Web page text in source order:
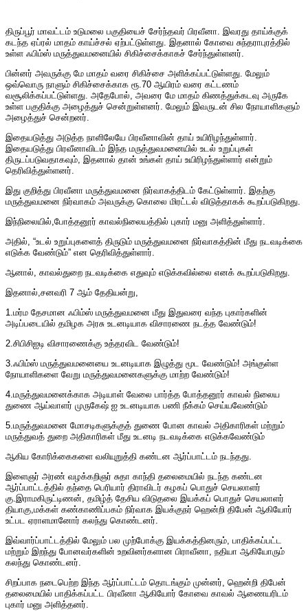
திருப்பூர் மாவட்டம் உடுமலை பகுதியைச் சேர்ந்தவர் பிரவீனா. இவரது தாய்க்குக்
கடந்த ஏப்ரல் மாதம் காய்ச்சல் ஏற்பட்டுள்ளது. இதனால் கோவை சுந்தராபுரத்தில்
உள்ள ஃபிம்ஸ் மருத்துவமனையில் சிகிச்சைக்காகச் சேர்ந்துள்ளனர்.
பின்னர் அவருக்கு மே மாதம் வரை சிகிச்சை அளிக்கப்பட்டுள்ளது. மேலும்
ஒவ்வொரு நாளும் சிகிச்சைக்காக ரூ.70 ஆயிரம் வரை கட்டணம்
வசூலிக்கப்பட்டுள்ளது. அதேபோல், அவரை மே மாதம் கிணத்துக்கடவு அருகே
உள்ள பகுதிக்கு அழைத்துச் சென்றுள்ளனர். மேலும் இவருடன் சில நோயாளிகளும்
அழைத்துச் சென்றனர்.
இதையடுத்து அடுத்த நாளிலேயே பிரவீனாவின் தாய் உயிரிழந்துள்ளார்.
இதையடுத்து பிரவீனாவிடம் இந்த மருத்துவமனையில் உடல் உறுப்புகள்
திருடப்படுவதாகவும், இதனால் தான் உங்கள் தாய் உயிரிழந்துள்ளார் என்றும்
தெரிவித்துள்ளனர்.
இது குறித்து பிரவீனா மருத்துவமனை நிர்வாகத்திடம் கேட்டுள்ளார். இதற்கு
மருத்துவமனை நிர்வாகம் அவருக்கு கொலை மிரட்டல் விடுத்தாகக் கூறப்படுகிறது.
இந்நிலையில்,போத்தனூர் காவல்நிலையத்தில் புகார் மனு அளித்துள்ளார்.
அதில், “உடல் உறுப்புகளைத் திருடும் மருத்துவமனை நிர்வாகத்தின் மீது நடவடிக்கை
எடுக்க வேண்டும்” என தெரிவித்துள்ளார்.
ஆனால், காவல்துறை நடவடிக்கை எதுவும் எடுக்கவில்லை எனக் கூறப்படுகிறது.
இதனால்,சனவரி 7 ஆம் தேதியன்று,
1.மர்ம தேசமான ஃபிம்ஸ் மருத்துவமனை மீது இதுவரை வந்த புகார்களின்
அடிப்படையில் தமிழக அரசு உடனடியாக விசாரணை நடத்த வேண்டும்!
2.சிபிசிஐடி விசாரணைக்கு உத்தரவிட வேண்டும்!
3.ஃபிம்ஸ் மருத்துவமனையை உடனடியாக இழுத்து மூட வேண்டும்! அங்குள்ள
நோயாளிகளை வேறு மருத்துவமனைகளுக்கு மாற்ற வேண்டும்!
4.மருத்துவமனைக்காக அடியாள் வேலை பார்த்த போத்தனூர் காவல் நிலைய
துணை ஆய்வாளர் முருகேஷ் ஐ உடனடியாக பணி நீக்கம் செய்யவேண்டும்
5.மருத்துவமனை மோசடிகளுக்குத் துணை போன காவல் அதிகாரிகள் மற்றும்
மருத்துவத் துறை அதிகாரிகள் மீது உடனடி நடவடிக்கை எடுக்கவேண்டும்
ஆகிய கோரிக்கைகளை வலியுறுத்தி கண்டன ஆர்ப்பாட்டம் நடந்தது.
இளைஞர் அரண் வழக்கறிஞர் சுதா காந்தி தலைமையில் நடந்த கண்டன
ஆர்ப்பாட்டத்தில் தந்தை பெரியார் திராவிடர் கழகப் பொதுச் செயலாளர்
கு.இராமகிருட்டிணன், தமிழ்த் தேசிய விடுதலை இயக்கப் பொதுச் செயலாளர்
தியாகு,மக்கள் கண்காணிப்பகம் நிர்வாக இயக்குநர் ஹென்றி திபேன் ஆகியோர்
உட்பட ஏராளமானோர் கலந்து கொண்டனர்.
இவ்வார்ப்பாட்டத்தில் மேலும் பல முற்போக்கு இயக்கத்தினரும், பாதிக்கப்பட்ட
மற்றும் இறந்து போனவர்களின் உறவினர்களான பிராவீனா, நதியா ஆகியோரும்
கலந்து கொண்டனர்.
சிறப்பாக நடைபெற்ற இந்த ஆர்ப்பாட்டம் தொடங்கும் முன்னர், ஹென்றி திபேன்
தலைமையில் பாதிக்கப்பட்ட பிரவீனா ஆகியோர் கோவை காவல் ஆணையரிடம்
புகார் மனு அளித்தனர்.